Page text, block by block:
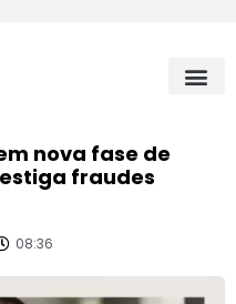
nova fase de
fraudes
08:36